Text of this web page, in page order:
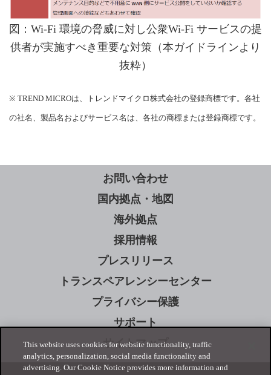
図：Wi-Fi 環境の脅威に対し公衆Wi-Fi サービスの提
供者が実施すべき重要な対策（本ガイドラインより
抜粋）
※ TREND MICROは、トレンドマイクロ株式会社の登録商標です。各社
の社名、製品名およびサービス名は、各社の商標または登録商標です。
お問い合わせ
国内拠点・地図
海外拠点
採用情報
プレスリリース
トランスペアレンシーセンター
プライバシー保護
サポート
サイトマップ
This website uses cookies for website functionality, traffic
analytics, personalization, social media functionality and
advertising. Our Cookie Notice provides more information and